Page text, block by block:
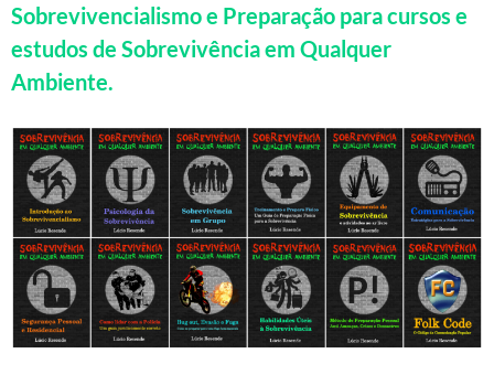
Sobrevivencialismo e Preparação para cursos e
estudos de Sobrevivência em Qualquer
Ambiente.